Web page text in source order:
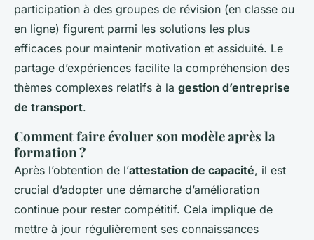
participation à des groupes de révision (en classe ou
en ligne) figurent parmi les solutions les plus
efficaces pour maintenir motivation et assiduité. Le
partage d’expériences facilite la compréhension des
thèmes complexes relatifs à la gestion d’entreprise
de transport.
Comment faire évoluer son modèle après la
formation ?
Après l’obtention de l’attestation de capacité, il est
crucial d’adopter une démarche d’amélioration
continue pour rester compétitif. Cela implique de
mettre à jour régulièrement ses connaissances